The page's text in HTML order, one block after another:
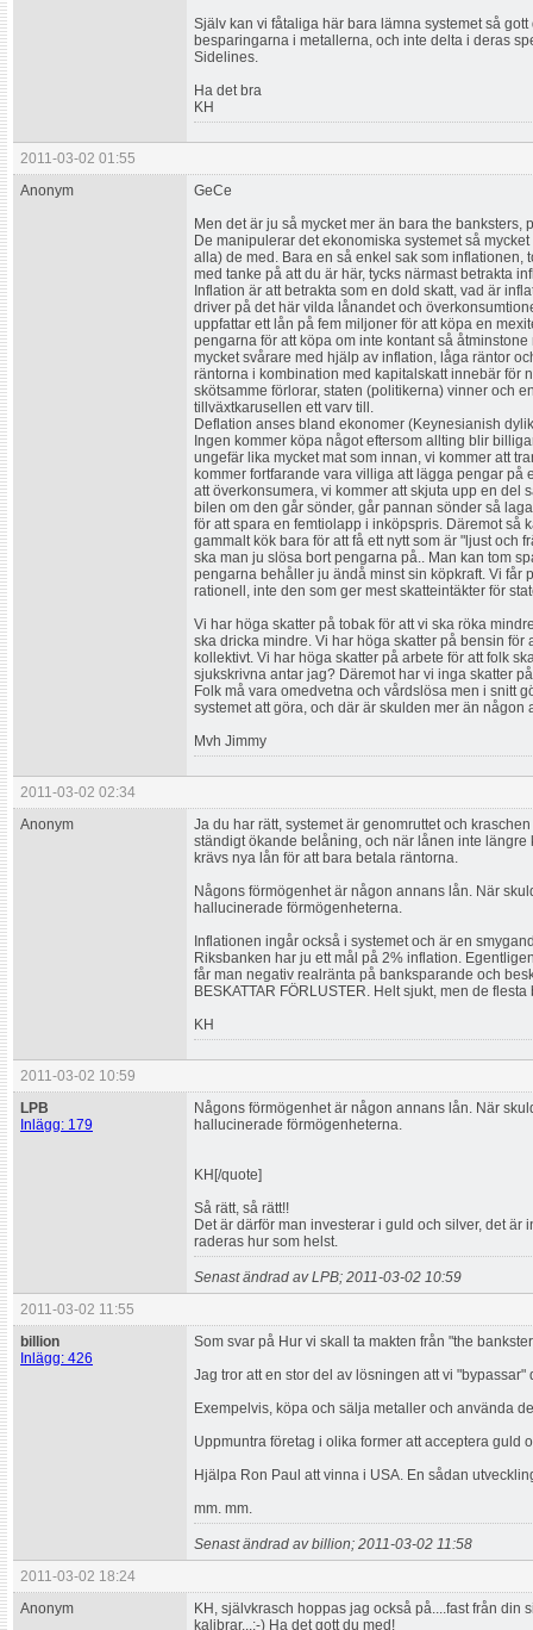
Själv kan vi fåtaliga här bara lämna systemet så
besparingarna i metallerna, och inte delta i deras
Sidelines.
Ha det bra
KH
2011-03-02 01:55
Anonym
GeCe
Men det är ju så mycket mer än bara the
De manipulerar det ekonomiska systemet så
alla) de med. Bara en så enkel sak som inflationen,
med tanke på att du är här, tycks närmast betrakta
Inflation är att betrakta som en dold skatt, vad är
driver på det här vilda lånandet och
uppfattar ett lån på fem miljoner för att köpa en
pengarna för att köpa om inte kontant så
mycket svårare med hjälp av inflation, låga räntor
räntorna i kombination med kapitalskatt innebär för
skötsamme förlorar, staten (politikerna) vinner och
tillväxtkarusellen ett varv till.
Deflation anses bland ekonomer (Keynesianish
Ingen kommer köpa något eftersom allting blir
ungefär lika mycket mat som innan, vi kommer att
kommer fortfarande vara villiga att lägga pengar på
att överkonsumera, vi kommer att skjuta upp en del
bilen om den går sönder, går pannan sönder så
för att spara en femtiolapp i inköpspris. Däremot så
gammalt kök bara för att få ett nytt som är "ljust och
ska man ju slösa bort pengarna på.. Man kan tom
pengarna behåller ju ändå minst sin köpkraft. Vi får
rationell, inte den som ger mest skatteintäkter för
Vi har höga skatter på tobak för att vi ska röka
ska dricka mindre. Vi har höga skatter på bensin för
kollektivt. Vi har höga skatter på arbete för att folk
sjukskrivna antar jag? Däremot har vi inga skatter
Folk må vara omedvetna och vårdslösa men i snitt
systemet att göra, och där är skulden mer än någon
Mvh Jimmy
2011-03-02 02:34
Anonym
Ja du har rätt, systemet är genomruttet och
ständigt ökande belåning, och när lånen inte längre
krävs nya lån för att bara betala räntorna.
Någons förmögenhet är någon annans lån. När
hallucinerade förmögenheterna.
Inflationen ingår också i systemet och är en
Riksbanken har ju ett mål på 2% inflation.
får man negativ realränta på banksparande och
BESKATTAR FÖRLUSTER. Helt sjukt, men de
KH
2011-03-02 10:59
LPB
Inlägg: 179
Någons förmögenhet är någon annans lån. När
hallucinerade förmögenheterna.
KH[/quote]
Så rätt, så rätt!!
Det är därför man investerar i guld och silver, det
raderas hur som helst.
Senast ändrad av LPB; 2011-03-02 10:59
2011-03-02 11:55
billion
Inlägg: 426
Som svar på Hur vi skall ta makten från "the
Jag tror att en stor del av lösningen att vi "bypassar"
Exempelvis, köpa och sälja metaller och använda
Uppmuntra företag i olika former att acceptera guld
Hjälpa Ron Paul att vinna i USA. En sådan
mm. mm.
Senast ändrad av billion; 2011-03-02 11:58
2011-03-02 18:24
Anonym
KH, självkrasch hoppas jag också på....fast från din
kalibrar...:-) Ha det gott du med!